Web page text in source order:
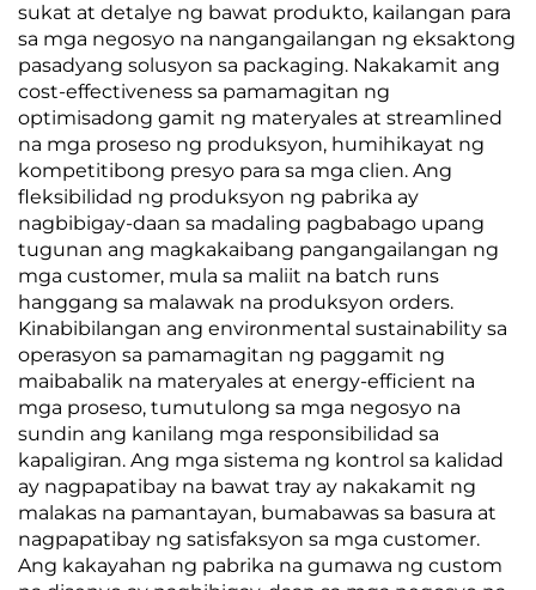
sukat at detalye ng bawat produkto, kailangan para
sa mga negosyo na nangangailangan ng eksaktong
pasadyang solusyon sa packaging. Nakakamit ang
cost-effectiveness sa pamamagitan ng
optimisadong gamit ng materyales at streamlined
na mga proseso ng produksyon, humihikayat ng
kompetitibong presyo para sa mga clien. Ang
fleksibilidad ng produksyon ng pabrika ay
nagbibigay-daan sa madaling pagbabago upang
tugunan ang magkakaibang pangangailangan ng
mga customer, mula sa maliit na batch runs
hanggang sa malawak na produksyon orders.
Kinabibilangan ang environmental sustainability sa
operasyon sa pamamagitan ng paggamit ng
maibabalik na materyales at energy-efficient na
mga proseso, tumutulong sa mga negosyo na
sundin ang kanilang mga responsibilidad sa
kapaligiran. Ang mga sistema ng kontrol sa kalidad
ay nagpapatibay na bawat tray ay nakakamit ng
malakas na pamantayan, bumabawas sa basura at
nagpapatibay ng satisfaksyon sa mga customer.
Ang kakayahan ng pabrika na gumawa ng custom